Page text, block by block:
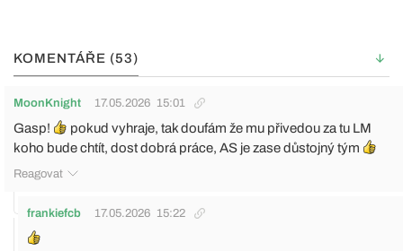
KOMENTÁŘE (53)
MoonKnight 17.05.2026 15:01
Gasp!
pokud vyhraje, tak doufám že mu přivedou za tu LM
koho bude chtít, dost dobrá práce, AS je zase důstojný tým
Reagovat
frankiefcb 17.05.2026 15:22